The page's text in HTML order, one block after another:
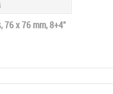
x 76 mm, 8+4"